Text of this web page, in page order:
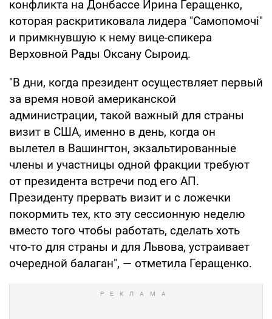
конфликта на Донбассе Ирина Геращенко,
которая раскритиковала лидера "Самопомочі"
и примкнувшую к нему вице-спикера
Верховной Рады Оксану Сыроид.
"В дни, когда президент осуществляет первый
за время новой американской
администрации, такой важный для страны
визит в США, именно в день, когда он
вылетел в Вашингтон, экзальтированные
члены и участницы одной фракции требуют
от президента встречи под его АП.
Президенту прервать визит и с ложечки
покормить тех, кто эту сессионную неделю
вместо того чтобы работать, сделать хоть
что-то для страны и для Львова, устраивает
очередной балаган", — отметила Геращенко.